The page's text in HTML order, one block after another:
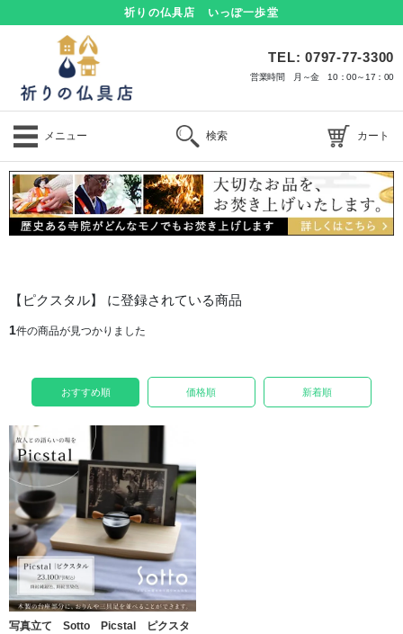
祈りの仏具店 いっぽ一歩堂
TEL: 0797-77-3300
営業時間 月～金 10：00～17：00
メニュー 検索 カート
【ピクスタル】 に登録されている商品
1件の商品が見つかりました
おすすめ順 価格順 新着順
写真立て Sotto Picstal ピクスタ